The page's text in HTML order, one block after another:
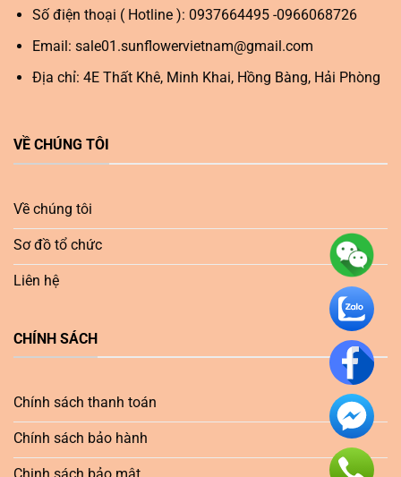
Số điện thoại ( Hotline ): 0937664495 -0966068726
Email: sale01.sunflowervietnam@gmail.com
Địa chỉ: 4E Thất Khê, Minh Khai, Hồng Bàng, Hải Phòng
VỀ CHÚNG TÔI
Về chúng tôi
Sơ đồ tổ chức
Liên hệ
CHÍNH SÁCH
Chính sách thanh toán
Chính sách bảo hành